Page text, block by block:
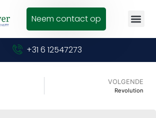
Neem contact op
+31 6 12547273
VOLGENDE
Revolution